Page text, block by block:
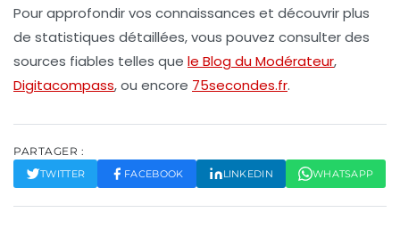
Pour approfondir vos connaissances et découvrir plus
de statistiques détaillées, vous pouvez consulter des
sources fiables telles que le Blog du Modérateur,
Digitacompass, ou encore 75secondes.fr.
PARTAGER :
TWITTER FACEBOOK LINKEDIN WHATSAPP